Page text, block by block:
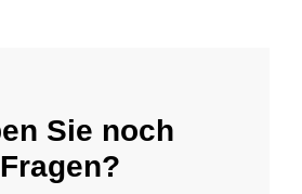
Sie noch
Fragen?